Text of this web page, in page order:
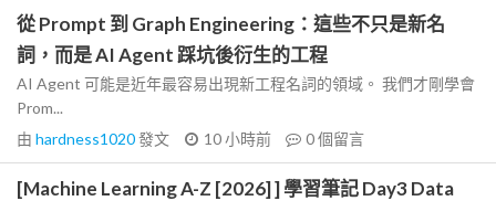
從 Prompt 到 Graph Engineering：這些不只是新名
詞，而是 AI Agent 踩坑後衍生的工程
AI Agent 可能是近年最容易出現新工程名詞的領域。 我們才剛學會
Prom...
由 hardness1020發文 10 小時前 0個留言
[Machine Learning A-Z [2026] ] 學習筆記 Day3 Data